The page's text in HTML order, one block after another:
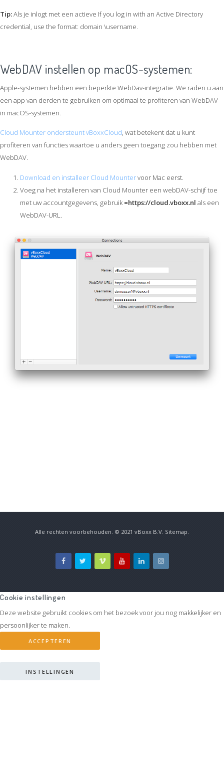
Tip:Als je inlogt met een actieve If you log in with an Active Directory
credential, use the format: domain \username.
WebDAV instellen op macOS-systemen:
Apple-systemen hebben een beperkte WebDav-integratie. We raden u aan
een app van derden te gebruiken om optimaal te profiteren van WebDAV
in macOS-systemen.
Cloud Mounter ondersteunt vBoxxCloud, wat betekent dat u kunt
profiteren van functies waartoe u anders geen toegang zou hebben met
WebDAV.
Download en installeer Cloud Mountervoor Mac eerst.
Voeg na het installeren van Cloud Mounter een webDAV-schijf toe
met uw accountgegevens, gebruik =https://cloud.vboxx.nl als een
WebDAV-URL.
Alle rechten voorbehouden. © 2021 vBoxx B.V. Sitemap.
Cookie instellingen
Deze website gebruikt cookies om het bezoek voor jou nog makkelijker en
persoonlijker te maken.
ACCEPTEREN
INSTELLINGEN